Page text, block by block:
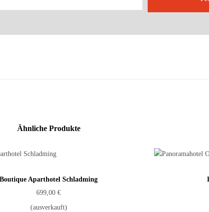
Ähnliche Produkte
Boutique Aparthotel Schladming
699,00 €
(ausverkauft)